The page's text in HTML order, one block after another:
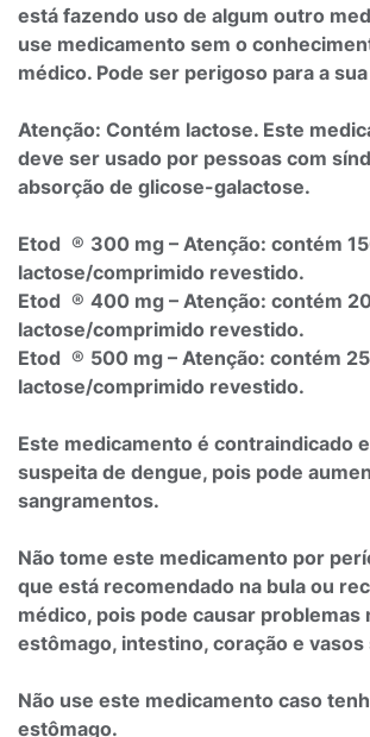
está fazendo uso de algum outro
use medicamento sem o
médico. Pode ser perigoso para a
Atenção: Contém lactose. Este
deve ser usado por pessoas com
absorção de glicose-galactose.
Etod ® 300 mg – Atenção: contém
lactose/comprimido revestido.
Etod ® 400 mg – Atenção: contém
lactose/comprimido revestido.
Etod ® 500 mg – Atenção: contém
lactose/comprimido revestido.
Este medicamento é contraindicado
suspeita de dengue, pois pode
sangramentos.
Não tome este medicamento por
que está recomendado na bula ou
médico, pois pode causar problemas
estômago, intestino, coração e vasos
Não use este medicamento caso
estômago.